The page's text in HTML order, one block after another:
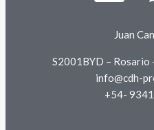
Juan
S2001BYD – Rosario
info@cdh-
+54-